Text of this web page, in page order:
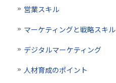
営業スキル
マーケティングと戦略スキル
デジタルマーケティング
人材育成のポイント